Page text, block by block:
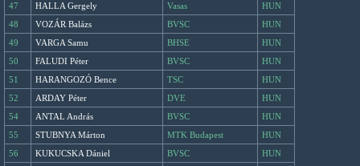
47
HALLA Gergely Vasas
HUN
48
VOZÁR Balázs BVSC
HUN
49
VARGA Samu BHSE
HUN
50
FALUDI Péter BVSC
HUN
51
HARANGOZÓ Bence TSC
HUN
52
ARDAY Péter DVE
HUN
54
ANTAL András BVSC
HUN
55
STUBNYA Márton MTK Budapest
HUN
56
KUKUCSKA Dániel BVSC
HUN